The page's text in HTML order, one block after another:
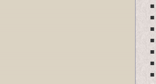
■
■
■
■
■
■
■